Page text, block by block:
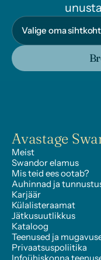
Avastage
Meist
Swandor elamus
Mis teid ees ootab?
Auhinnad ja
Karjäär
Külalisteraamat
Jätkusuutlikkus
Kataloog
Teenused ja
Privaatsuspoliitika